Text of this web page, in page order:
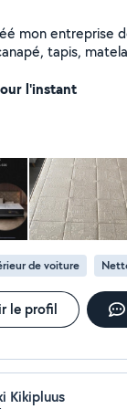
mon entreprise
tapis,
alentours (50km) Dispo 7/7
l'instant
de voiture
le profil
Kikipluus